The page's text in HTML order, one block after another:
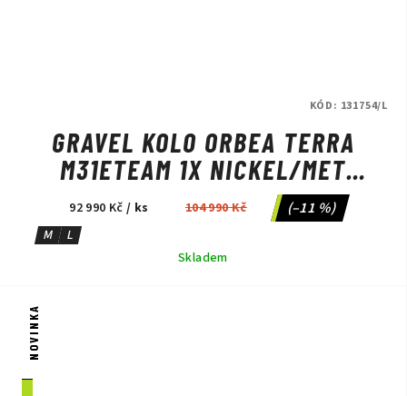
GRAVEL KOLO ORBEA TERRA
M31ETEAM 1X NICKEL/MET
CINNAMON
92 990 Kč/ ks 104 990 Kč (–11 %)
M
L
Skladem
KÓD: 131754/L
NOVINKA